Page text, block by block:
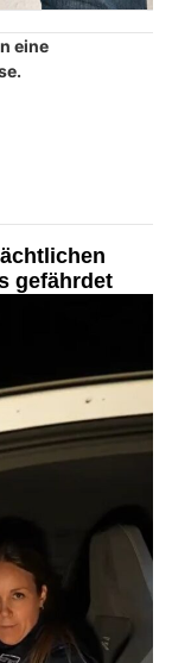
eine
gefährdet